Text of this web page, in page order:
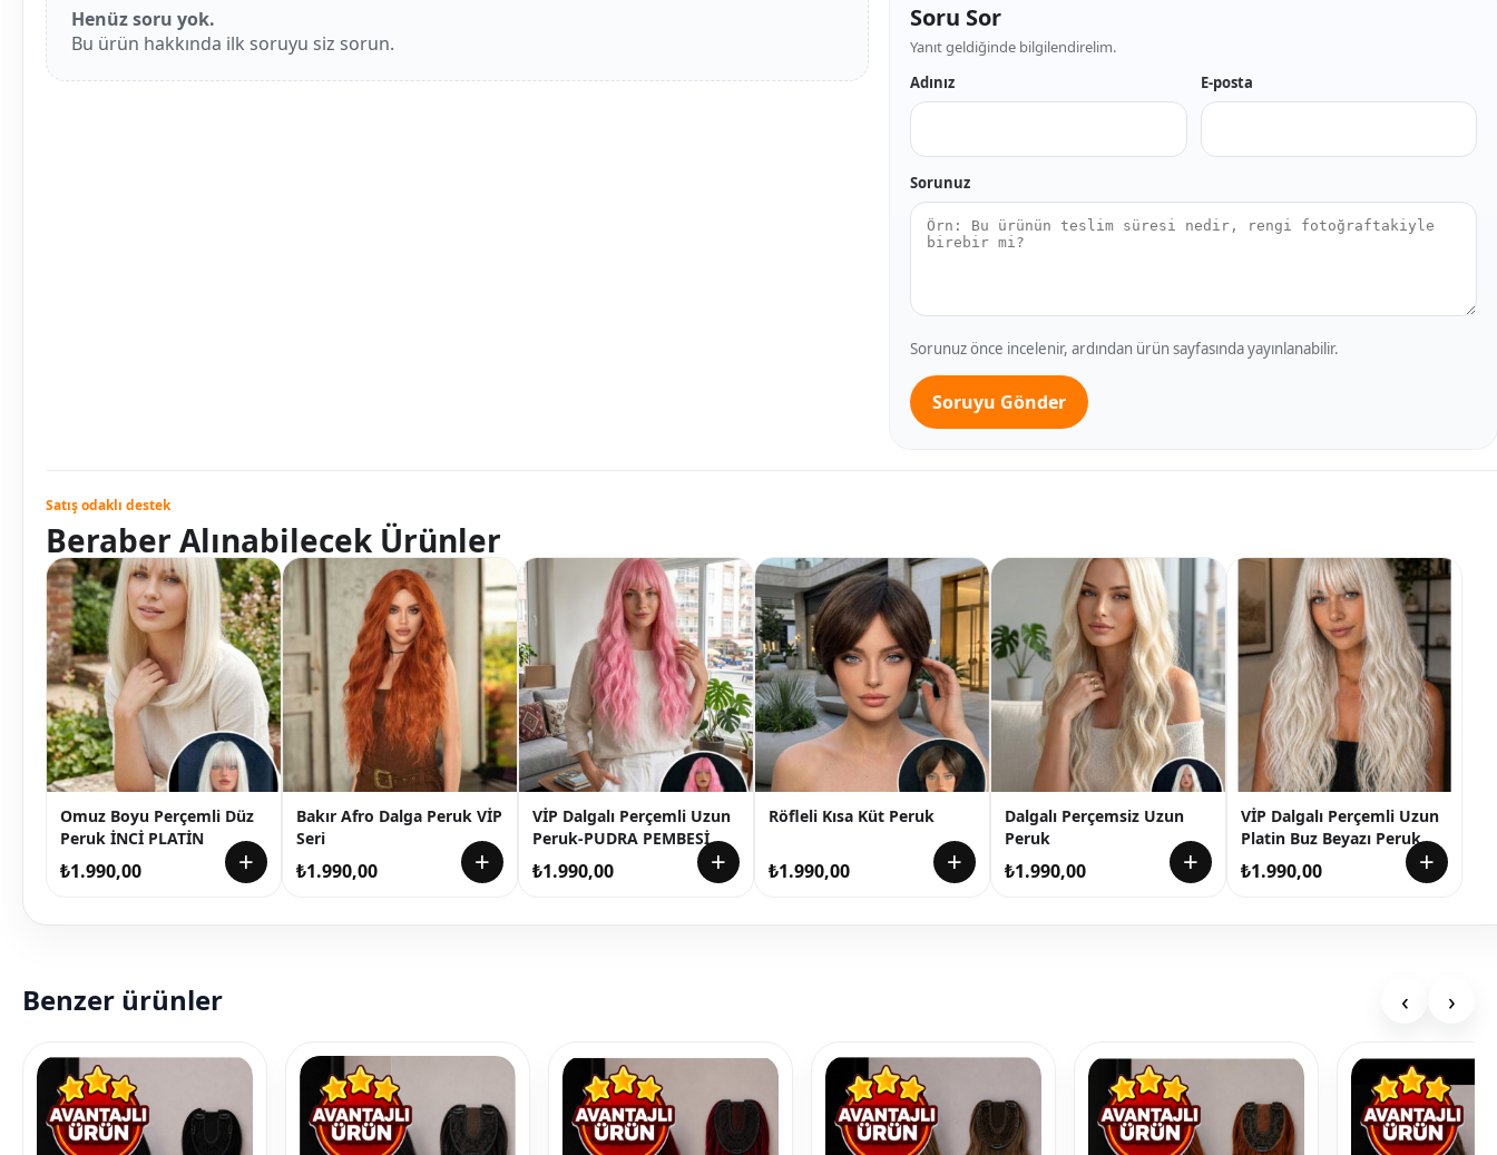
Henüz soru yok.
Bu ürün hakkında ilk soruyu siz sorun.
Soru Sor
Yanıt geldiğinde bilgilendirelim.
Adınız
E-posta
Sorunuz
Sorunuz önce incelenir, ardından ürün sayfasında yayınlanabilir.
Soruyu Gönder
Satış odaklı destek
Beraber Alınabilecek Ürünler
Omuz Boyu Perçemli Düz
Peruk İNCİ PLATİN
₺1.990,00 +
Bakır Afro Dalga Peruk VİP
Seri
₺1.990,00 +
VİP Dalgalı Perçemli Uzun
Peruk-PUDRA PEMBESİ
₺1.990,00 +
Röfleli Kısa Küt Peruk
₺1.990,00 +
Dalgalı Perçemsiz Uzun
Peruk
₺1.990,00 +
VİP Dalgalı Perçemli Uzun
Platin Buz Beyazı Peruk
₺1.990,00 +
Benzer ürünler ‹ ›